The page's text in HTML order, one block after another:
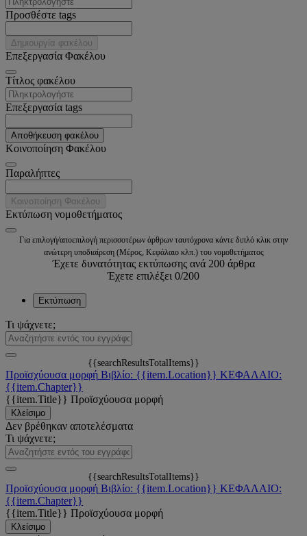
Προσθέστε tags
Δημιουργία φακέλου
Επεξεργασία Φακέλου
Tίτλος φακέλου
Επεξεργασία tags
Αποθήκευση φακέλου
Κοινοποίηση Φακέλου
Παραλήπτες
Κοινοποίηση Φακέλου
Εκτύπωση νομοθετήματος
Για επιλογή/αποεπιλογή περισσοτέρων άρθρων ταυτόχρονα κάντε διπλό κλικ στην
ανώτερη υποδιαίρεση (Μέρος, Κεφάλαιο κλπ.) του νομοθετήματος
Έχετε δυνατότητας εκτύπωσης ανά 200 άρθρα
Έχετε επιλέξει 0/200
Εκτύπωση
Τι ψάχνετε;
{{searchResultsTotalItems}}
Προϊσχύουσα μορφή Βιβλίο: {{item.Location}} ΚΕΦΑΛΑΙΟ:
{{item.Chapter}}
{{item.Title}} Προϊσχύουσα μορφή
Κλείσιμο
Δεν βρέθηκαν αποτελέσματα
Τι ψάχνετε;
{{searchResultsTotalItems}}
Προϊσχύουσα μορφή Βιβλίο: {{item.Location}} ΚΕΦΑΛΑΙΟ:
{{item.Chapter}}
{{item.Title}} Προϊσχύουσα μορφή
Κλείσιμο